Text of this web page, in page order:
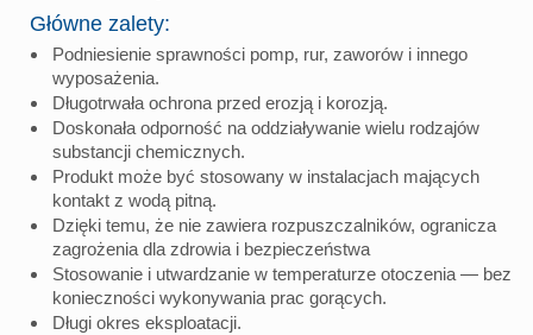
Główne zalety:
Podniesienie sprawności pomp, rur, zaworów i innego
wyposażenia.
Długotrwała ochrona przed erozją i korozją.
Doskonała odporność na oddziaływanie wielu rodzajów
substancji chemicznych.
Produkt może być stosowany w instalacjach mających
kontakt z wodą pitną.
Dzięki temu, że nie zawiera rozpuszczalników, ogranicza
zagrożenia dla zdrowia i bezpieczeństwa
Stosowanie i utwardzanie w temperaturze otoczenia — bez
konieczności wykonywania prac gorących.
Długi okres eksploatacji.